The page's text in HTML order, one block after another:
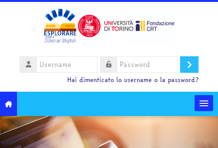
Username
Login
Hai dimenticato lo username o la password?
HelpDesk